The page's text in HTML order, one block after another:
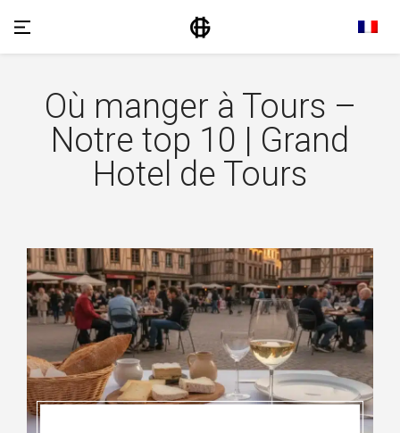
Où manger à Tours –
Notre top 10 | Grand
Hotel de Tours